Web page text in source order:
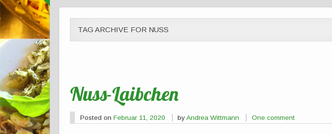
TAG ARCHIVE FOR NUSS
Nuss-Laibchen
Posted on Februar 11, 2020 byAndrea Wittmann One comment